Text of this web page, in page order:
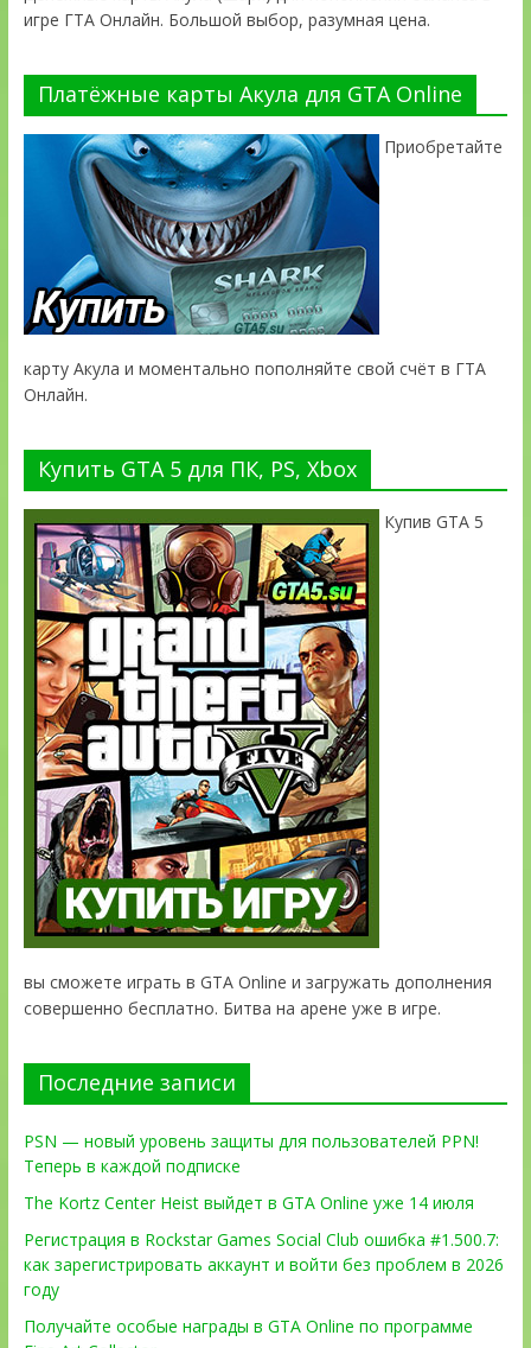
игре ГТА Онлайн. Большой выбор, разумная цена.
Платёжные карты Акула для GTA Online
Приобретайте
карту Акула и моментально пополняйте свой счёт в ГТА
Онлайн.
Купить GTA 5 для ПК, PS, Xbox
Купив GTA 5
вы сможете играть в GTA Online и загружать дополнения
совершенно бесплатно. Битва на арене уже в игре.
Последние записи
PSN — новый уровень защиты для пользователей PPN!
Теперь в каждой подписке
The Kortz Center Heist выйдет в GTA Online уже 14 июля
Регистрация в Rockstar Games Social Club ошибка #1.500.7:
как зарегистрировать аккаунт и войти без проблем в 2026
году
Получайте особые награды в GTA Online по программе